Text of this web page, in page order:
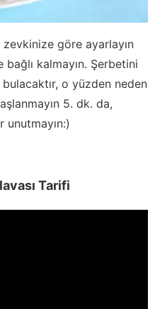
zevkinize göre ayarlayın
kalmayın. Şerbetini
o yüzden neden
5. dk. da,
unutmayın:)
Tarifi